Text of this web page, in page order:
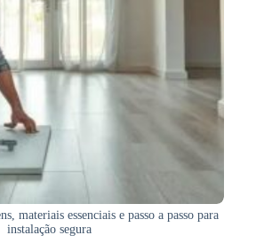
materiais essenciais e passo a passo para
instalação segura